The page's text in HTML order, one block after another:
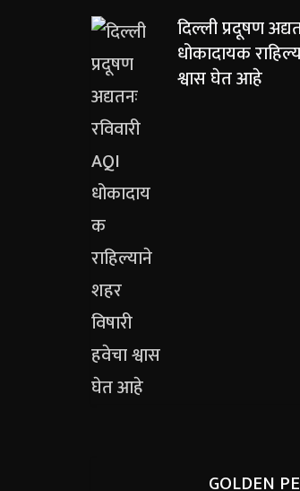
दिल्ली प्रदूषण
धोकादायक
श्वास घेत आहे
GOLDEN